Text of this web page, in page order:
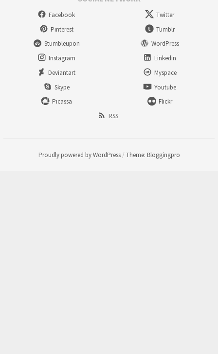
Facebook
Twitter
Pinterest
Tumblr
Stumbleupon
WordPress
Instagram
Linkedin
Deviantart
Myspace
Skype
Youtube
Picassa
Flickr
RSS
Proudly powered by WordPress / Theme: Bloggingpro